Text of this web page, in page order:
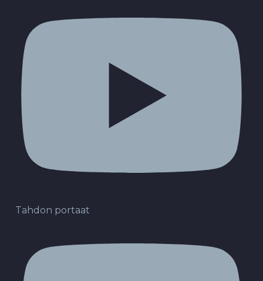
Tahdon portaat